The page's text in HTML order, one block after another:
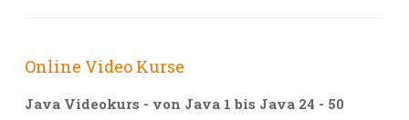
Online Video Kurse
Java Videokurs - von Java 1 bis Java 24 - 50